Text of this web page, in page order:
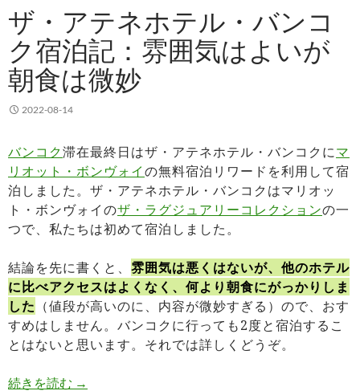
ザ・アテネホテル・バンコ
ク宿泊記：雰囲気はよいが
朝食は微妙
2022-08-14
バンコク滞在最終日はザ・アテネホテル・バンコクにマ
リオット・ボンヴォイの無料宿泊リワードを利用して宿
泊しました。ザ・アテネホテル・バンコクはマリオッ
ト・ボンヴォイのザ・ラグジュアリーコレクションの一
つで、私たちは初めて宿泊しました。
結論を先に書くと、 雰囲気は悪くはないが、他のホテル
に比べアクセスはよくなく、何より朝食にがっかりしま
した （値段が高いのに、内容が微妙すぎる）ので、おす
すめはしません。バンコクに行っても2度と宿泊するこ
とはないと思います。それでは詳しくどうぞ。
続きを読む ザ・アテネホテル・バンコク宿泊記：雰囲気は
→